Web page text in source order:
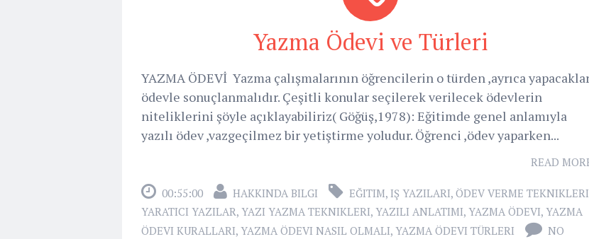
Yazma Ödevi ve Türleri
YAZMA ÖDEVİ Yazma çalışmalarının öğrencilerin o türden ,ayrıca
ödevle sonuçlanmalıdır. Çeşitli konular seçilerek verilecek ödevlerin
niteliklerini şöyle açıklayabiliriz( Göğüş,1978): Eğitimde genel anlamıyla
yazılı ödev ,vazgeçilmez bir yetiştirme yoludur. Öğrenci ,ödev yaparken...
READ
00:55:00 HAKKINDA BILGI EĞITIM, IŞ YAZILARI, ÖDEV VERME TEKNIKLERI
YARATICI YAZILAR, YAZI YAZMA TEKNIKLERI, YAZILI ANLATIMI, YAZMA ÖDEVI, YAZMA
ÖDEVI KURALLARI, YAZMA ÖDEVI NASIL OLMALI, YAZMA ÖDEVI TÜRLERI
NO